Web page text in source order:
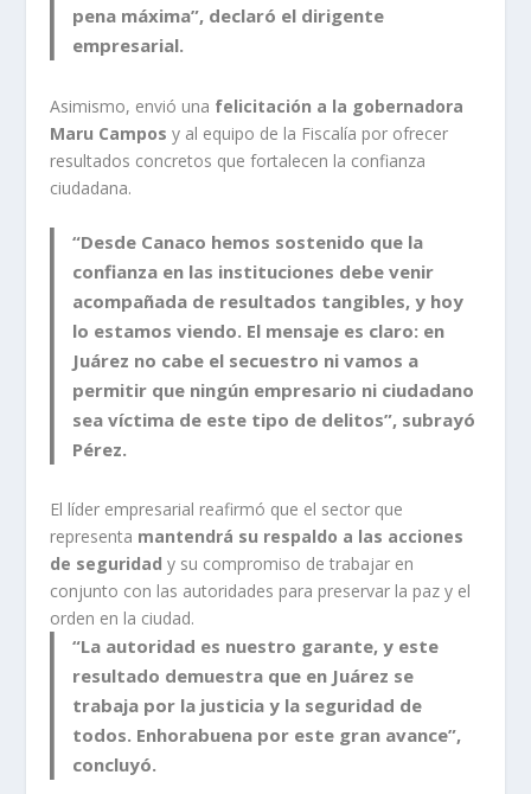
pena máxima”, declaró el dirigente
empresarial.
Asimismo, envió una felicitación a la gobernadora
Maru Campos y al equipo de la Fiscalía por ofrecer
resultados concretos que fortalecen la confianza
ciudadana.
“Desde Canaco hemos sostenido que la
confianza en las instituciones debe venir
acompañada de resultados tangibles, y hoy
lo estamos viendo. El mensaje es claro: en
Juárez no cabe el secuestro ni vamos a
permitir que ningún empresario ni ciudadano
sea víctima de este tipo de delitos”, subrayó
Pérez.
El líder empresarial reafirmó que el sector que
representa mantendrá su respaldo a las acciones
de seguridad y su compromiso de trabajar en
conjunto con las autoridades para preservar la paz y el
orden en la ciudad.
“La autoridad es nuestro garante, y este
resultado demuestra que en Juárez se
trabaja por la justicia y la seguridad de
todos. Enhorabuena por este gran avance”,
concluyó.